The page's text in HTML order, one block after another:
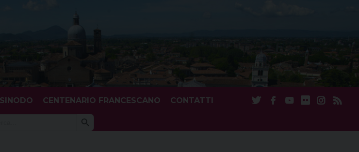
SINODO CENTENARIO FRANCESCANO
CONTATTI
Search
Search Button